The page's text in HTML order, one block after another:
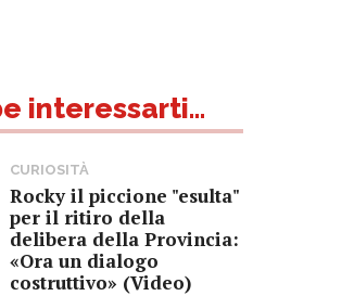
interessarti...
CURIOSITÀ
Rocky il piccione "esulta"
per il ritiro della
delibera della Provincia:
«Ora un dialogo
costruttivo» (Video)